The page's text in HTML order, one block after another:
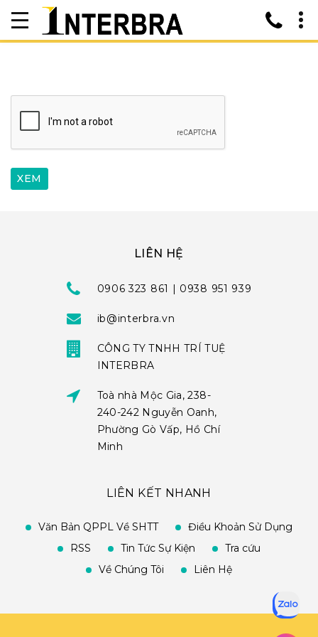
LIÊN HỆ
0906 323 861 | 0938 951 939
ib@interbra.vn
CÔNG TY TNHH TRÍ TUỆ
INTERBRA
Toà nhà Mộc Gia, 238-
240-242 Nguyễn Oanh,
Phường Gò Vấp, Hồ Chí
Minh
LIÊN KẾT NHANH
Văn Bản QPPL Về SHTT
Điều Khoản Sử Dụng
RSS
Tin Tức Sự Kiện
Tra cứu
Về Chúng Tôi
Liên Hệ